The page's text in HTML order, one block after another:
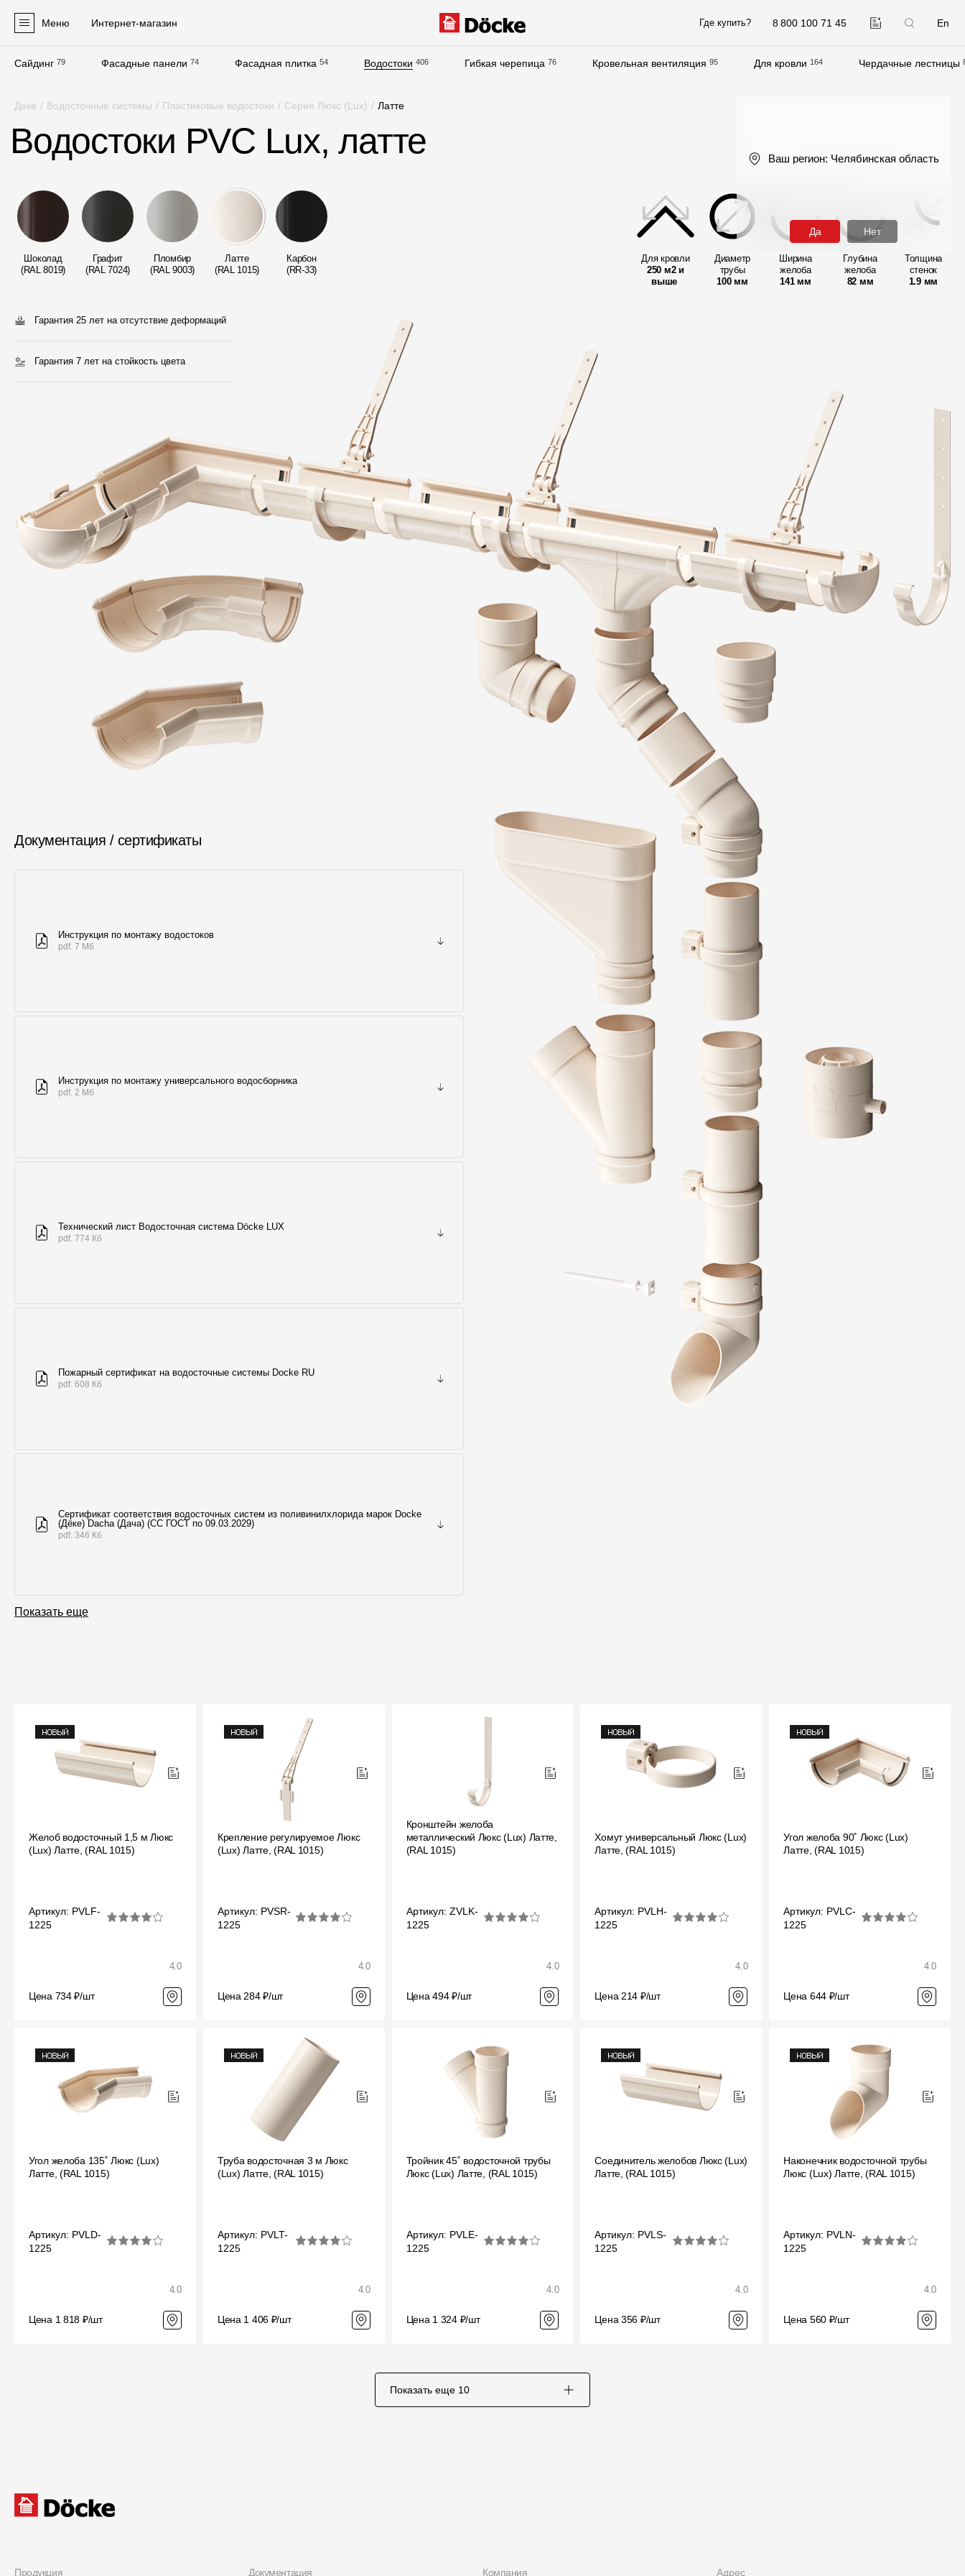
8 800 100 71 45 En
Меню Интернет-магазин Где купить?
Сайдинг 79 Фасадные панели 74 Фасадная плитка 54 Водостоки 406 Гибкая черепица 76 Кровельная вентиляция 95 Для кровли 164 Чердачные лестницы
Сайдинг
Фасадные панели
Фасадная плитка
Комплектующие для фасадов
Мягкая кровля
Пластиковые водосточные
системы
Металлические водосточные
Водосборник
Чердачные лестницы
Цены
Качество фасадов
Награды
Отправка рекламации
Предложения по сотрудничеству
Деке / Водосточные системы / Пластиковые водостоки / Серия Люкс (Lux) / Латте
Водостоки PVC Lux, латте
Шоколад
(RAL 8019)
Графит
(RAL 7024)
Пломбир
(RAL 9003)
Латте
(RAL 1015)
Карбон
(RR-33)
Для кровли
250 м2 и
выше
Диаметр
трубы
100 мм
Ширина
желоба
141 мм
Глубина
желоба
82 мм
Толщина
стенок
1.9 мм
Гарантия 25 лет на отсутствие деформаций
Гарантия 7 лет на стойкость цвета
Документация / сертификаты
Инструкция по монтажу водостоков
pdf. 7 Мб
Инструкция по монтажу универсального водосборника
pdf. 2 Мб
Технический лист Водосточная система Döcke LUX
pdf. 774 Кб
Пожарный сертификат на водосточные системы Docke RU
pdf. 608 Кб
Сертификат соответствия водосточных систем из поливинилхлорида марок Docke
(Дёке) Dacha (Дача) (СС ГОСТ по 09.03.2029)
pdf. 346 Кб
Показать еще
Желоб водосточный 1,5 м Люкс
(Lux) Латте, (RAL 1015)
Артикул: PVLF-
1225
4.0
Цена 734 ₽/шт
Крепление регулируемое Люкс
(Lux) Латте, (RAL 1015)
Артикул: PVSR-
1225
4.0
Цена 284 ₽/шт
Кронштейн желоба
металлический Люкс (Lux) Латте,
(RAL 1015)
Артикул: ZVLK-
1225
4.0
Цена 494 ₽/шт
Хомут универсальный Люкс (Lux)
Латте, (RAL 1015)
Артикул: PVLH-
1225
4.0
Цена 214 ₽/шт
Угол желоба 90˚ Люкс (Lux)
Латте, (RAL 1015)
Артикул: PVLC-
1225
4.0
Цена 644 ₽/шт
Угол желоба 135˚ Люкс (Lux)
Латте, (RAL 1015)
Артикул: PVLD-
1225
4.0
Цена 1 818 ₽/шт
Труба водосточная 3 м Люкс
(Lux) Латте, (RAL 1015)
Артикул: PVLT-
1225
4.0
Цена 1 406 ₽/шт
Тройник 45˚ водосточной трубы
Люкс (Lux) Латте, (RAL 1015)
Артикул: PVLE-
1225
4.0
Цена 1 324 ₽/шт
Соединитель желобов Люкс (Lux)
Латте, (RAL 1015)
Артикул: PVLS-
1225
4.0
Цена 356 ₽/шт
Наконечник водосточной трубы
Люкс (Lux) Латте, (RAL 1015)
Артикул: PVLN-
1225
4.0
Цена 560 ₽/шт
Показать еще 10
Продукция Документация Компания Адрес
Ваш регион: Челябинская область
Да Нет